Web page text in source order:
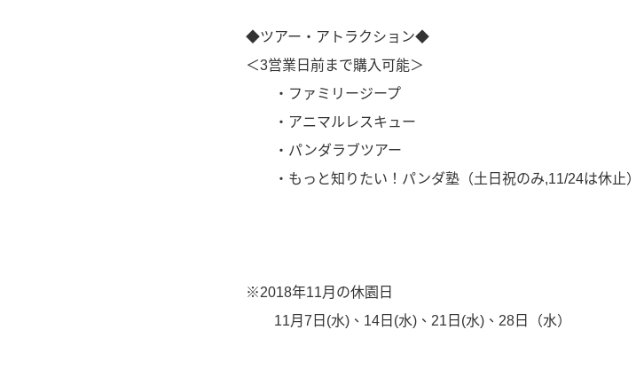
◆ツアー・アトラクション◆
＜3営業日前まで購入可能＞
・ファミリージープ
・アニマルレスキュー
・パンダラブツアー
・もっと知りたい！パンダ塾（土日祝のみ,11/24は休止）
※2018年11月の休園日
11月7日(水)、14日(水)、21日(水)、28日（水）